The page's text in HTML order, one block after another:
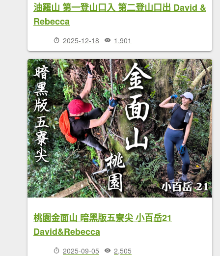
油羅山 第一登山口入 第二登山口出 David &
Rebecca
2025-12-18 1,901
桃園金面山 暗黑版五寮尖 小百岳21
David&Rebecca
2025-09-05 2,505